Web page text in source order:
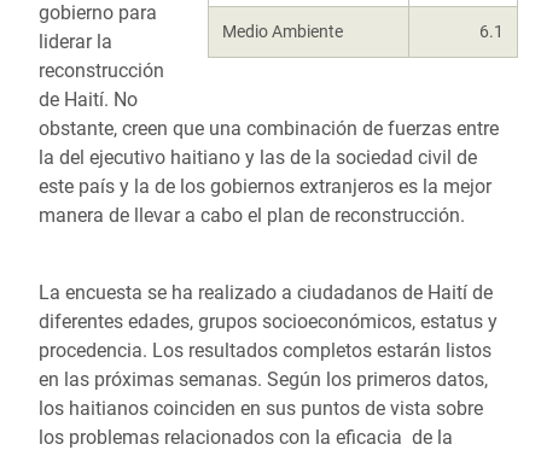
Medio Ambiente 6.1
gobierno para
liderar la
reconstrucción
de Haití. No
obstante, creen que una combinación de fuerzas entre
la del ejecutivo haitiano y las de la sociedad civil de
este país y la de los gobiernos extranjeros es la mejor
manera de llevar a cabo el plan de reconstrucción.
La encuesta se ha realizado a ciudadanos de Haití de
diferentes edades, grupos socioeconómicos, estatus y
procedencia. Los resultados completos estarán listos
en las próximas semanas. Según los primeros datos,
los haitianos coinciden en sus puntos de vista sobre
los problemas relacionados con la eficacia de la